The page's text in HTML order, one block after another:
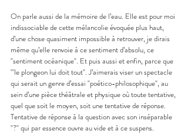
On parle aussi de la mémoire de l’eau. Elle est pour moi
indissociable de cette mélancolie évoquée plus haut,
d’une chose quasiment impossible à retrouver, je dirais
même qu’elle renvoie à ce sentiment d’absolu, ce
"sentiment océanique". Et puis aussi et enfin, parce que
'"le plongeon lui doit tout". J’aimerais viser un spectacle
qui serait un genre d’essai "poético-philosophique", au
sein d’une pièce théâtrale et physique où toute tentative,
quel que soit le moyen, soit une tentative de réponse.
Tentative de réponse à la question avec son inséparable
"?" qui par essence ouvre au vide et à ce suspens.